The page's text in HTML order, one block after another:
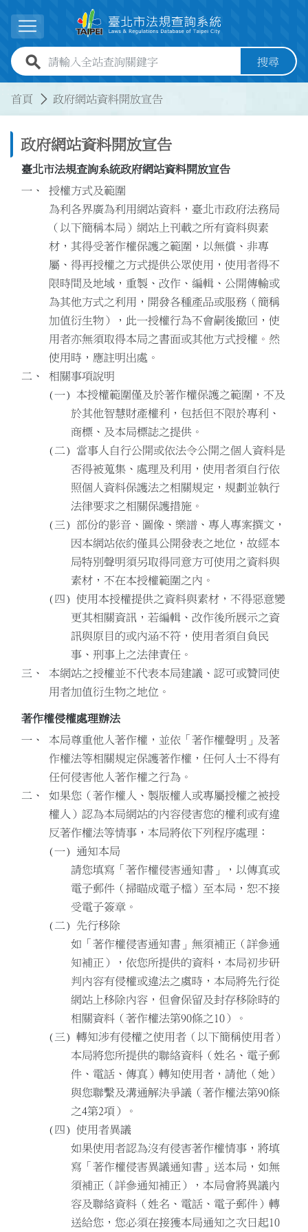
展開選單
全站查詢關鍵字欄位 搜尋
首頁 政府網站資料開放宣告
政府網站資料開放宣告
臺北市法規查詢系統政府網站資料開放宣告
授權方式及範圍
為利各界廣為利用網站資料，臺北市政府法務局
（以下簡稱本局）網站上刊載之所有資料與素
材，其得受著作權保護之範圍，以無償、非專
屬、得再授權之方式提供公眾使用，使用者得不
限時間及地域，重製、改作、編輯、公開傳輸或
為其他方式之利用，開發各種產品或服務（簡稱
加值衍生物），此一授權行為不會嗣後撤回，使
用者亦無須取得本局之書面或其他方式授權。然
使用時，應註明出處。
相關事項說明
本授權範圍僅及於著作權保護之範圍，不及
於其他智慧財產權利，包括但不限於專利、
商標、及本局標誌之提供。
當事人自行公開或依法令公開之個人資料是
否得被蒐集、處理及利用，使用者須自行依
照個人資料保護法之相關規定，規劃並執行
法律要求之相關保護措施。
部份的影音、圖像、樂譜、專人專案撰文，
因本網站依約僅具公開發表之地位，故經本
局特別聲明須另取得同意方可使用之資料與
素材，不在本授權範圍之內。
使用本授權提供之資料與素材，不得惡意變
更其相關資訊，若編輯、改作後所展示之資
訊與原目的或內涵不符，使用者須自負民
事、刑事上之法律責任。
本網站之授權並不代表本局建議、認可或贊同使
用者加值衍生物之地位。
著作權侵權處理辦法
本局尊重他人著作權，並依「著作權聲明」及著
作權法等相關規定保護著作權，任何人士不得有
任何侵害他人著作權之行為。
如果您（著作權人、製版權人或專屬授權之被授
權人）認為本局網站的內容侵害您的權利或有違
反著作權法等情事，本局將依下列程序處理：
通知本局
請您填寫「著作權侵害通知書」，以傳真或
電子郵件（掃瞄成電子檔）至本局，恕不接
受電子簽章。
先行移除
如「著作權侵害通知書」無須補正（詳參通
知補正），依您所提供的資料，本局初步研
判內容有侵權或違法之虞時，本局將先行從
網站上移除內容，但會保留及封存移除時的
相關資料（著作權法第90條之10）。
轉知涉有侵權之使用者（以下簡稱使用者）
本局將您所提供的聯絡資料（姓名、電子郵
件、電話、傳真）轉知使用者，請他（她）
與您聯繫及溝通解決爭議（著作權法第90條
之4第2項）。
使用者異議
如果使用者認為沒有侵害著作權情事，將填
寫「著作權侵害異議通知書」送本局，如無
須補正（詳參通知補正），本局會將異議內
容及聯絡資料（姓名、電話、電子郵件）轉
送給您，您必須在接獲本局通知之次日起10